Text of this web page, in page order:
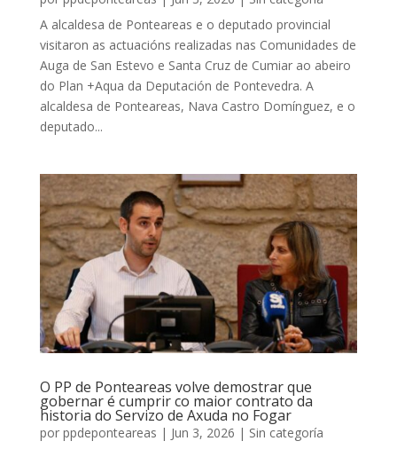
A alcaldesa de Ponteareas e o deputado provincial
visitaron as actuacións realizadas nas Comunidades de
Auga de San Estevo e Santa Cruz de Cumiar ao abeiro
do Plan +Aqua da Deputación de Pontevedra. A
alcaldesa de Ponteareas, Nava Castro Domínguez, e o
deputado...
O PP de Ponteareas volve demostrar que
gobernar é cumprir co maior contrato da
historia do Servizo de Axuda no Fogar
por ppdeponteareas | Jun 3, 2026 | Sin categoría